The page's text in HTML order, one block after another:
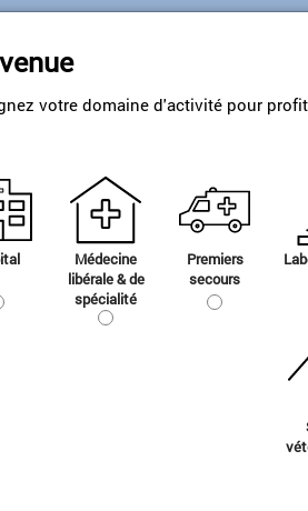
votre domaine d'activité pour
Médecine
libérale & de
spécialité
Premiers
secours